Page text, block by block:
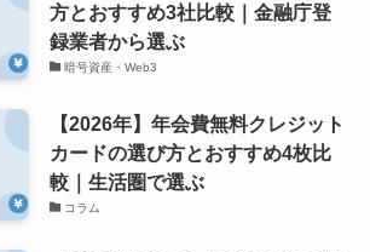
方とおすすめ3社比較｜金融庁登
録業者から選ぶ
暗号資産・Web3
【2026年】年会費無料クレジット
カードの選び方とおすすめ4枚比
較｜生活圏で選ぶ
コラム